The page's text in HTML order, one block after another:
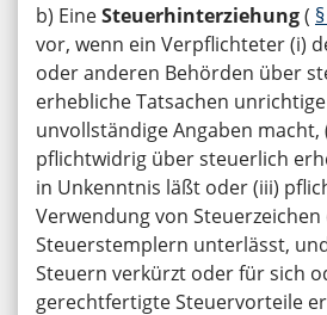
b) EineSteuerhinterziehung(
vor, wenn ein Verpflichteter (i)
oder anderen Behörden über
erhebliche Tatsachen
unvollständige Angaben macht,
pflichtwidrig über steuerlich
in Unkenntnis läßt oder (iii)
Verwendung von
Steuerstemplern unterlässt,
Steuern verkürzt oder für sich
gerechtfertigte Steuervorteile